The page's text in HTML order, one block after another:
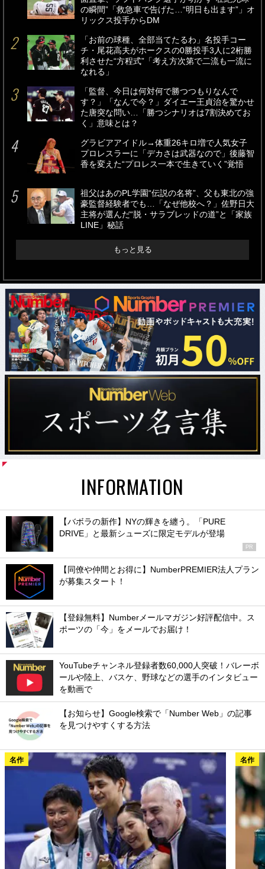
の瞬間”「救急車で告げた…“明日も出ます”」オ
リックス投手からDM
「お前の球種、全部当てたるわ」名投手コー
チ・尾花高夫がホークスの0勝投手3人に2桁勝
利させた“方程式”「考え方次第で二流も一流に
なれる」
「監督、今日は何対何で勝つつもりなんで
す？」「なんで今？」ダイエー王貞治を驚かせ
た唐突な問い…「勝つシナリオは7割決めてお
く」意味とは？
グラビアアイドル→体重26キロ増で人気女子
プロレスラーに「デカさは武器なので」後藤智
香を変えた“プロレス一本で生きていく”覚悟
祖父はあのPL学園“伝説の名将”、父も東北の強
豪監督経験者でも…「なぜ他校へ？」佐野日大
主将が選んだ“脱・サラブレッドの道”と「家族
LINE」秘話
もっと見る
INFORMATION
【バボラの新作】NYの輝きを纏う。「PURE
DRIVE」と最新シューズに限定モデルが登場
PR
【同僚や仲間とお得に】NumberPREMIER法人プラン
が募集スタート！
【登録無料】Numberメールマガジン好評配信中。ス
ポーツの「今」をメールでお届け！
YouTubeチャンネル登録者数60,000人突破！バレーボ
ールや陸上、バスケ、野球などの選手のインタビュー
を動画で
【お知らせ】Google検索で「Number Web」の記事
を見つけやすくする方法
名作 名作